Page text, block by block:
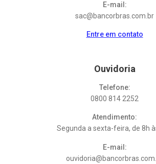
E-mail:
sac@bancorbras.com.br
Entre em contato
Ouvidoria
Telefone:
0800 814 2252
Atendimento:
Segunda a sexta-feira, de 8h
E-mail: